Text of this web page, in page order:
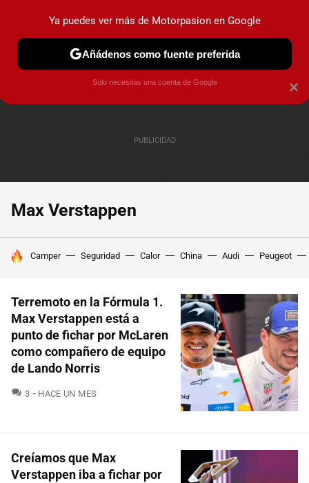
PRUEBAS COCHES ELÉCTRICOS OBSERVATORIO
Max Verstappen
HOY SE HABLA DE
Camper Seguridad Calor China Audi Peugeot
Terremoto en la Fórmula 1.
Max Verstappen está a
punto de fichar por McLaren
como compañero de equipo
de Lando Norris
3 COMENTARIOS
HACE UN MES
Creíamos que Max
Verstappen iba a fichar por
×
Ya puedes ver más de Motorpasion en Google
Añádenos como fuente preferida
Solo necesitas una cuenta de Google